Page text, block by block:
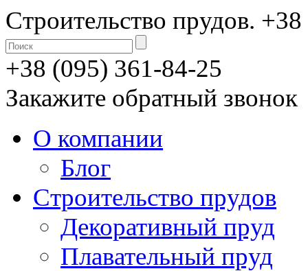
Строительство прудов. +38
+38 (095) 361-84-25
Закажите обратный звонок
О компании
Блог
Строительство прудов
Декоративный пруд
Плавательный пруд